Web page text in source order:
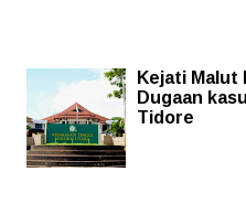
Kejati Malut
Dugaan
Tidore